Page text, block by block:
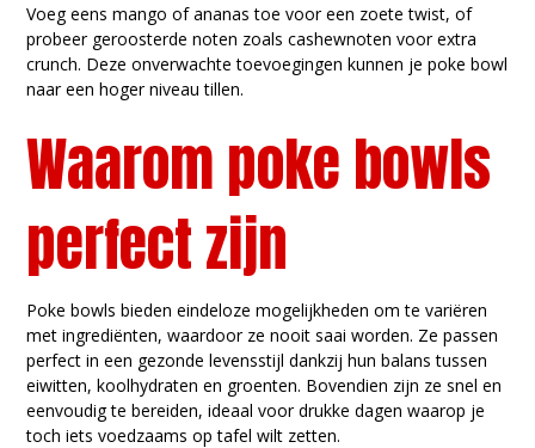
Voeg eens mango of ananas toe voor een zoete twist, of
probeer geroosterde noten zoals cashewnoten voor extra
crunch. Deze onverwachte toevoegingen kunnen je poke bowl
naar een hoger niveau tillen.
Waarom poke bowls
perfect zijn
Poke bowls bieden eindeloze mogelijkheden om te variëren
met ingrediënten, waardoor ze nooit saai worden. Ze passen
perfect in een gezonde levensstijl dankzij hun balans tussen
eiwitten, koolhydraten en groenten. Bovendien zijn ze snel en
eenvoudig te bereiden, ideaal voor drukke dagen waarop je
toch iets voedzaams op tafel wilt zetten.